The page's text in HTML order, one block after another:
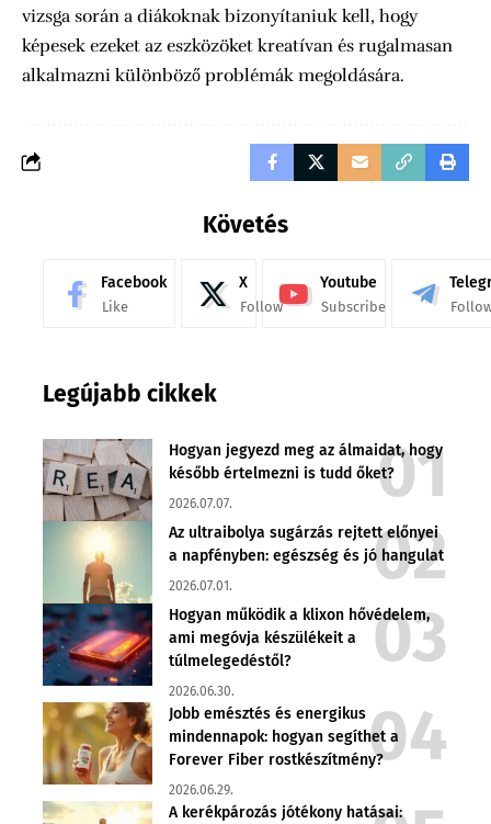
vizsga során a diákoknak bizonyítaniuk kell, hogy
képesek ezeket az eszközöket kreatívan és rugalmasan
alkalmazni különböző problémák megoldására.
Követés
Facebook
Like
X
Follow
Youtube
Subscribe
Legújabb cikkek
Hogyan jegyezd meg az álmaidat, hogy
később értelmezni is tudd őket?
2026.07.07.
Az ultraibolya sugárzás rejtett előnyei
a napfényben: egészség és jó hangulat
2026.07.01.
Hogyan működik a klixon hővédelem,
ami megóvja készülékeit a
túlmelegedéstől?
2026.06.30.
Jobb emésztés és energikus
mindennapok: hogyan segíthet a
Forever Fiber rostkészítmény?
2026.06.29.
A kerékpározás jótékony hatásai: